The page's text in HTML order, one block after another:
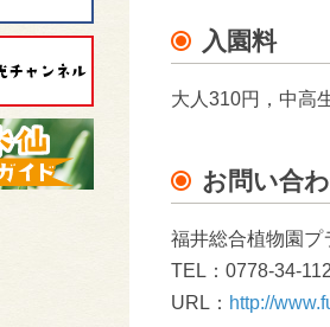
入園料
大人310円，中高
お問い合
福井総合植物園プ
TEL：0778-34-
URL： http://